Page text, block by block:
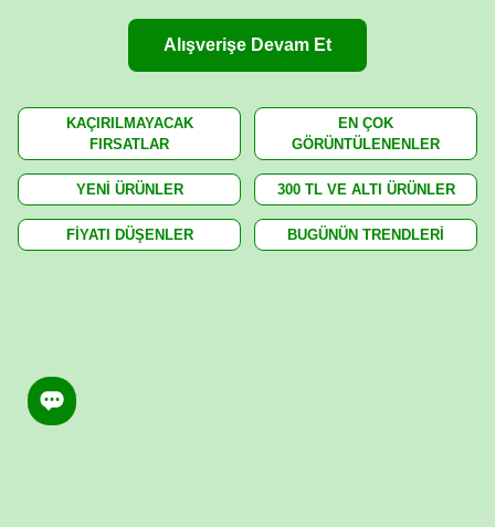
Alışverişe Devam Et
KAÇIRILMAYACAK
FIRSATLAR
EN ÇOK
GÖRÜNTÜLENENLER
YENİ ÜRÜNLER 300 TL VE ALTI ÜRÜNLER
FİYATI DÜŞENLER BUGÜNÜN TRENDLERİ